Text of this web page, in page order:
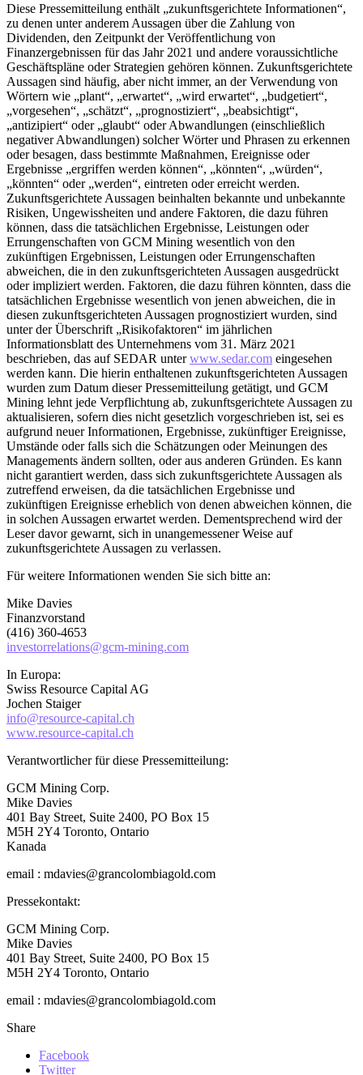
Diese Pressemitteilung enthält „zukunftsgerichtete Informationen“,
zu denen unter anderem Aussagen über die Zahlung von
Dividenden, den Zeitpunkt der Veröffentlichung von
Finanzergebnissen für das Jahr 2021 und andere voraussichtliche
Geschäftspläne oder Strategien gehören können. Zukunftsgerichtete
Aussagen sind häufig, aber nicht immer, an der Verwendung von
Wörtern wie „plant“, „erwartet“, „wird erwartet“, „budgetiert“,
„vorgesehen“, „schätzt“, „prognostiziert“, „beabsichtigt“,
„antizipiert“ oder „glaubt“ oder Abwandlungen (einschließlich
negativer Abwandlungen) solcher Wörter und Phrasen zu erkennen
oder besagen, dass bestimmte Maßnahmen, Ereignisse oder
Ergebnisse „ergriffen werden können“, „könnten“, „würden“,
„könnten“ oder „werden“, eintreten oder erreicht werden.
Zukunftsgerichtete Aussagen beinhalten bekannte und unbekannte
Risiken, Ungewissheiten und andere Faktoren, die dazu führen
können, dass die tatsächlichen Ergebnisse, Leistungen oder
Errungenschaften von GCM Mining wesentlich von den
zukünftigen Ergebnissen, Leistungen oder Errungenschaften
abweichen, die in den zukunftsgerichteten Aussagen ausgedrückt
oder impliziert werden. Faktoren, die dazu führen könnten, dass die
tatsächlichen Ergebnisse wesentlich von jenen abweichen, die in
diesen zukunftsgerichteten Aussagen prognostiziert wurden, sind
unter der Überschrift „Risikofaktoren“ im jährlichen
Informationsblatt des Unternehmens vom 31. März 2021
beschrieben, das auf SEDAR unterwww.sedar.com eingesehen
werden kann. Die hierin enthaltenen zukunftsgerichteten Aussagen
wurden zum Datum dieser Pressemitteilung getätigt, und GCM
Mining lehnt jede Verpflichtung ab, zukunftsgerichtete Aussagen zu
aktualisieren, sofern dies nicht gesetzlich vorgeschrieben ist, sei es
aufgrund neuer Informationen, Ergebnisse, zukünftiger Ereignisse,
Umstände oder falls sich die Schätzungen oder Meinungen des
Managements ändern sollten, oder aus anderen Gründen. Es kann
nicht garantiert werden, dass sich zukunftsgerichtete Aussagen als
zutreffend erweisen, da die tatsächlichen Ergebnisse und
zukünftigen Ereignisse erheblich von denen abweichen können, die
in solchen Aussagen erwartet werden. Dementsprechend wird der
Leser davor gewarnt, sich in unangemessener Weise auf
zukunftsgerichtete Aussagen zu verlassen.
Für weitere Informationen wenden Sie sich bitte an:
Mike Davies
Finanzvorstand
(416) 360-4653
investorrelations@gcm-mining.com
In Europa:
Swiss Resource Capital AG
Jochen Staiger
info@resource-capital.ch
www.resource-capital.ch
Verantwortlicher für diese Pressemitteilung:
GCM Mining Corp.
Mike Davies
401 Bay Street, Suite 2400, PO Box 15
M5H 2Y4 Toronto, Ontario
Kanada
email : mdavies@grancolombiagold.com
Pressekontakt:
GCM Mining Corp.
Mike Davies
401 Bay Street, Suite 2400, PO Box 15
M5H 2Y4 Toronto, Ontario
email : mdavies@grancolombiagold.com
Share
Facebook
Twitter